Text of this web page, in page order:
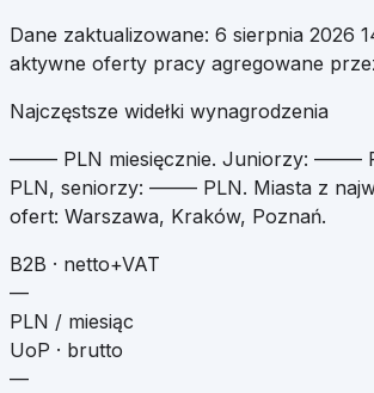
Dane zaktualizowane: 6 sierpnia 2026
aktywne oferty pracy agregowane
Najczęstsze widełki wynagrodzenia
—–— PLN miesięcznie. Juniorzy: —–—
PLN, seniorzy: —–— PLN. Miasta z
ofert: Warszawa, Kraków, Poznań.
B2B · netto+VAT
—
PLN / miesiąc
UoP · brutto
—